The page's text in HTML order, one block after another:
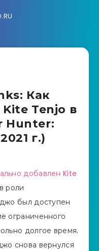
Как
Tenjo в
Hunter:
г.)
добавлен Kite
роли
был доступен
ограниченного
долгое время.
снова вернулся